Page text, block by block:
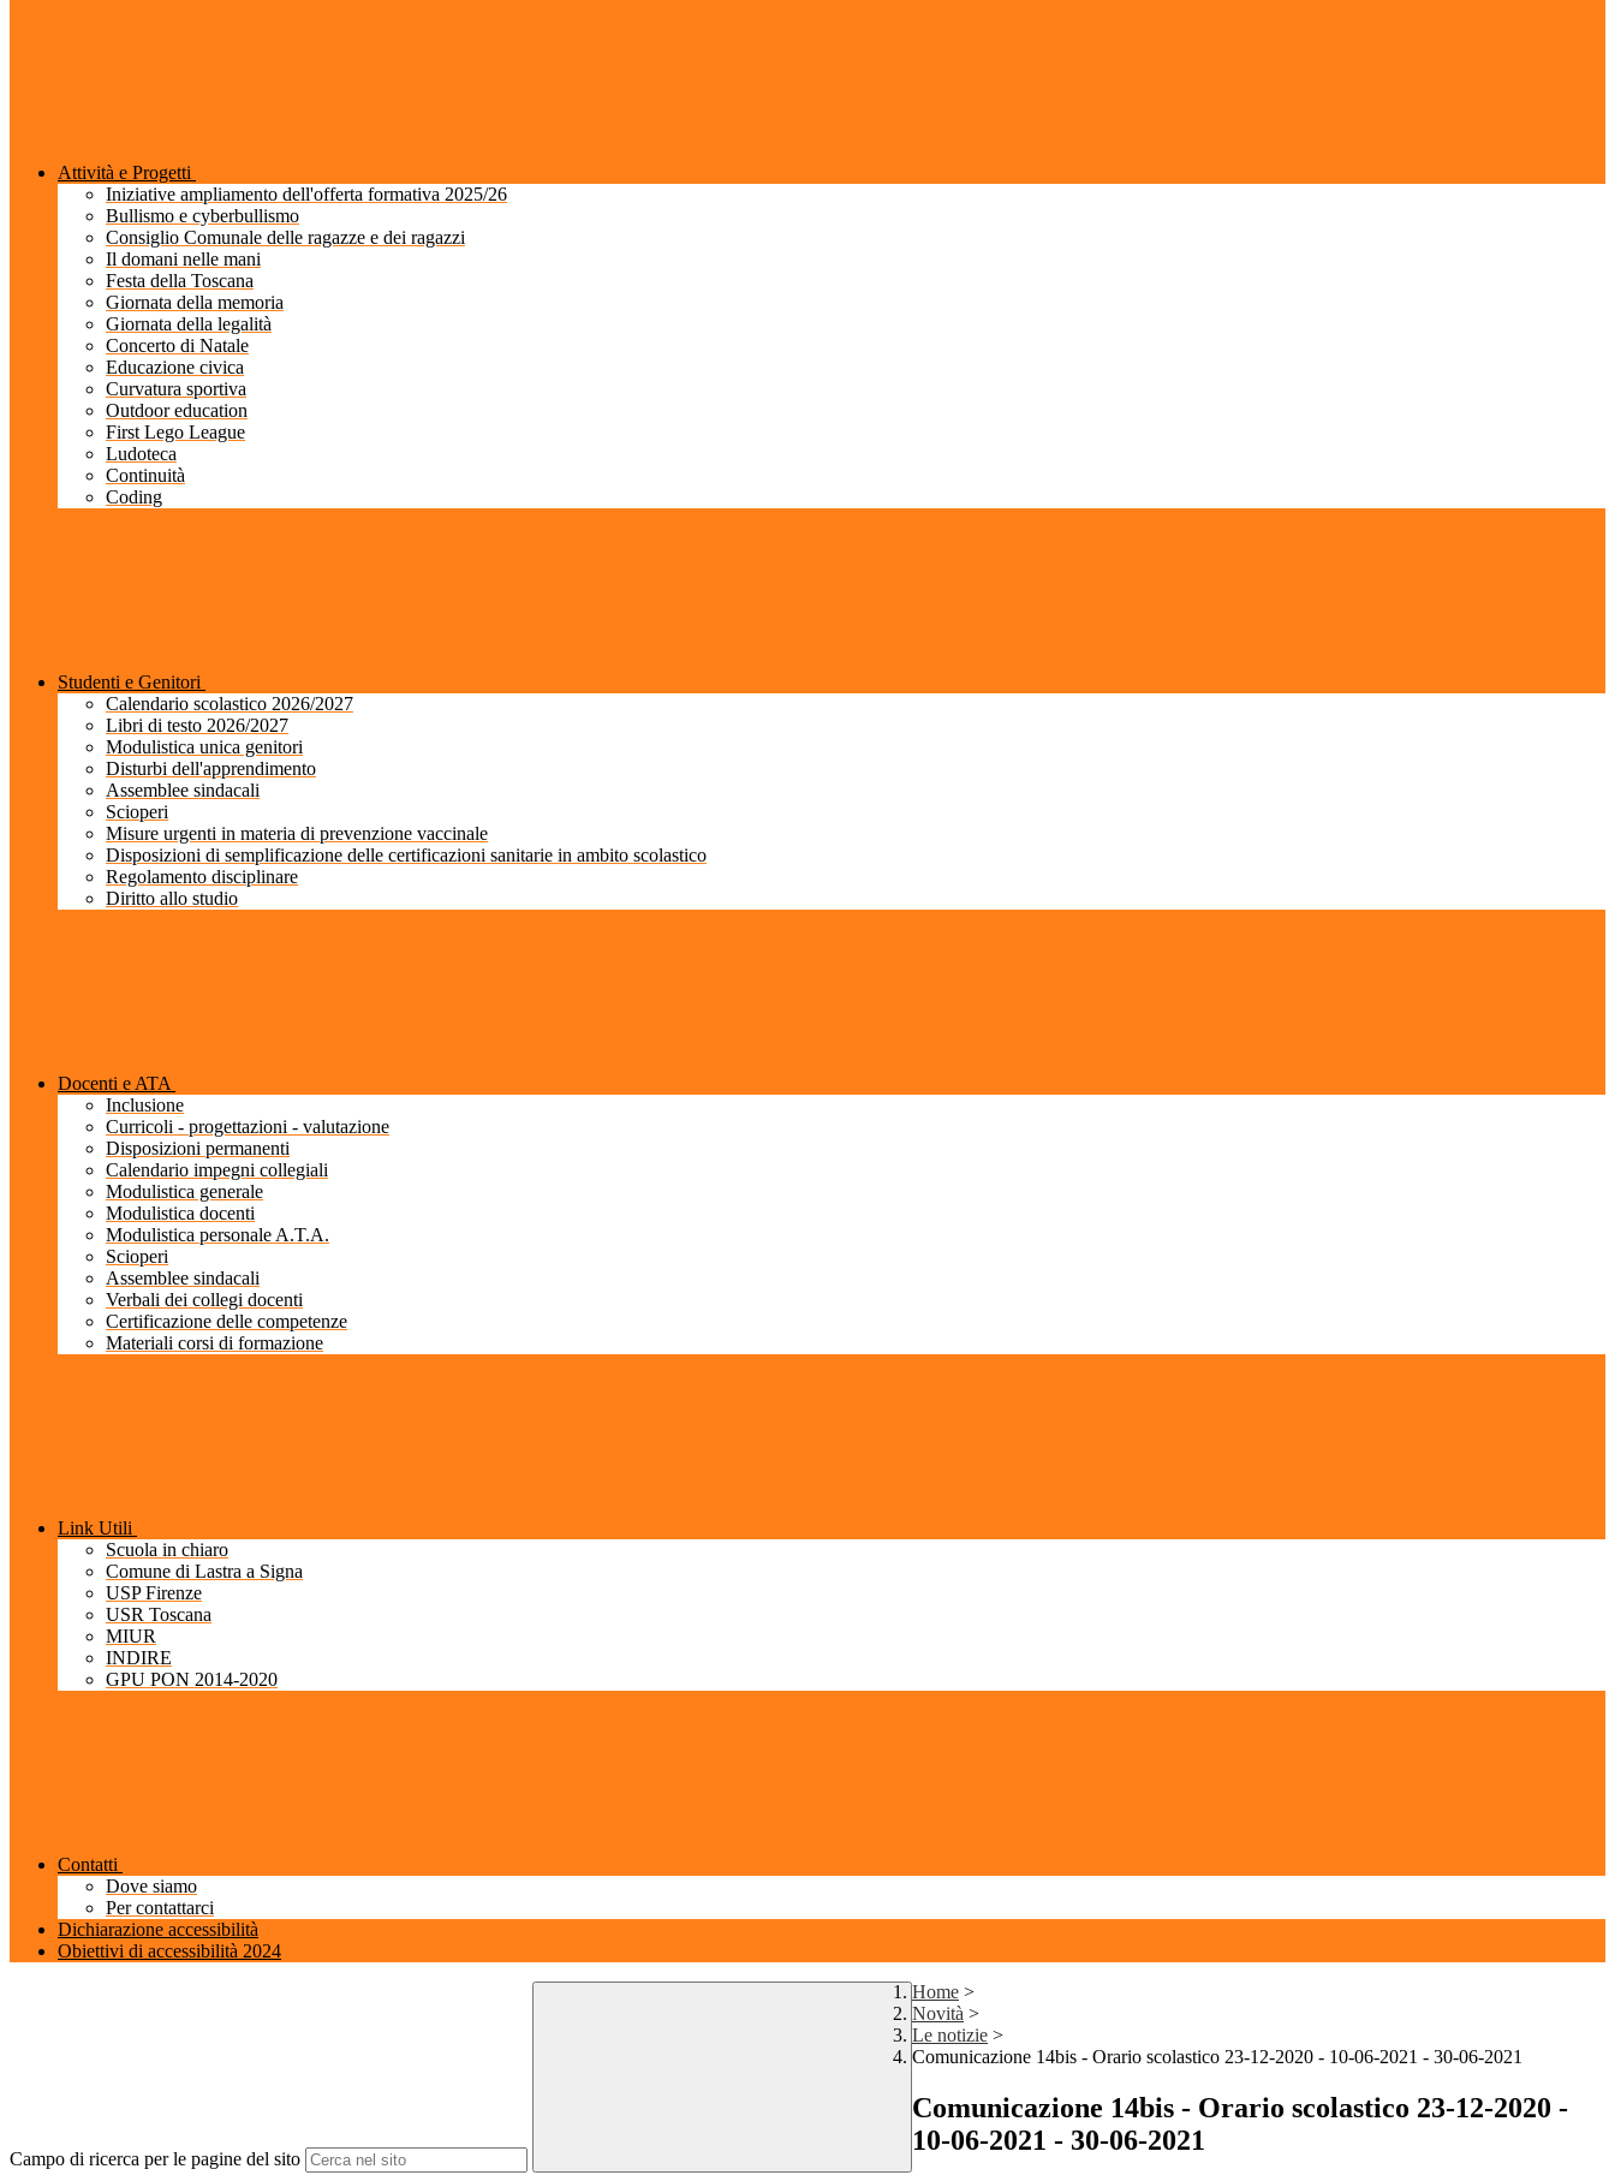
Attività e Progetti
Iniziative ampliamento dell'offerta formativa 2025/26
Bullismo e cyberbullismo
Consiglio Comunale delle ragazze e dei ragazzi
Il domani nelle mani
Festa della Toscana
Giornata della memoria
Giornata della legalità
Concerto di Natale
Educazione civica
Curvatura sportiva
Outdoor education
First Lego League
Ludoteca
Continuità
Coding
Studenti e Genitori
Calendario scolastico 2026/2027
Libri di testo 2026/2027
Modulistica unica genitori
Disturbi dell'apprendimento
Assemblee sindacali
Scioperi
Misure urgenti in materia di prevenzione vaccinale
Disposizioni di semplificazione delle certificazioni sanitarie in ambito scolastico
Regolamento disciplinare
Diritto allo studio
Docenti e ATA
Inclusione
Curricoli - progettazioni - valutazione
Disposizioni permanenti
Calendario impegni collegiali
Modulistica generale
Modulistica docenti
Modulistica personale A.T.A.
Scioperi
Assemblee sindacali
Verbali dei collegi docenti
Certificazione delle competenze
Materiali corsi di formazione
Link Utili
Scuola in chiaro
Comune di Lastra a Signa
USP Firenze
USR Toscana
MIUR
INDIRE
GPU PON 2014-2020
Contatti
Dove siamo
Per contattarci
Dichiarazione accessibilità
Obiettivi di accessibilità 2024
Campo di ricerca per le pagine del sito
Home >
Novità >
Le notizie >
Comunicazione 14bis - Orario scolastico 23-12-2020 - 10-06-2021 - 30-06-2021
Comunicazione 14bis - Orario scolastico 23-12-2020 -
10-06-2021 - 30-06-2021